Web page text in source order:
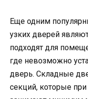
Еще одним
узких дверей
подходят для
где невозможно
дверь. Складные
секций, которые